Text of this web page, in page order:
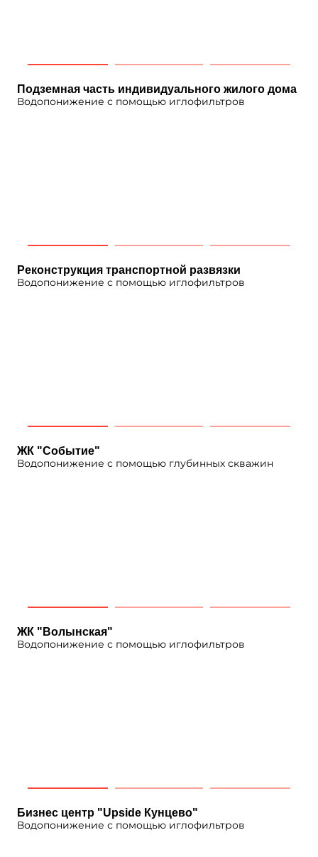
Подземная часть индивидуального жилого дома
Водопонижение с помощью иглофильтров
Реконструкция транспортной развязки
Водопонижение с помощью иглофильтров
ЖК "Событие"
Водопонижение с помощью глубинных скважин
ЖК "Волынская"
Водопонижение с помощью иглофильтров
Бизнес центр "Upside Кунцево"
Водопонижение с помощью иглофильтров